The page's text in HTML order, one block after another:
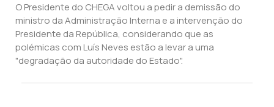
O Presidente do CHEGA voltou a pedir a demissão do
ministro da Administração Interna e a intervenção do
Presidente da República, considerando que as
polémicas com Luís Neves estão a levar a uma
"degradação da autoridade do Estado".